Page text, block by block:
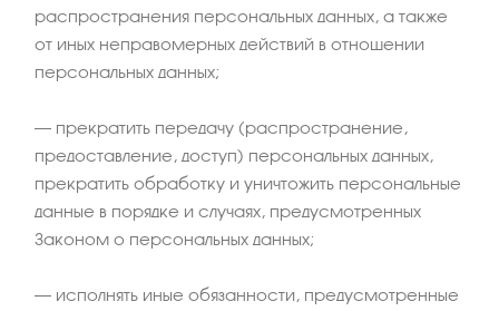
распространения персональных данных, а также
от иных неправомерных действий в отношении
персональных данных;
– прекратить передачу (распространение,
предоставление, доступ) персональных данных,
прекратить обработку и уничтожить персональные
данные в порядке и случаях, предусмотренных
Законом о персональных данных;
– исполнять иные обязанности, предусмотренные